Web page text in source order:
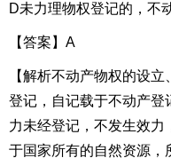
D未力理物权登记的，不
【答案】A
【解析不动产物权的设
登记，自记载于不动产登
力未经登记，不发生效力
于国家所有的自然资源，